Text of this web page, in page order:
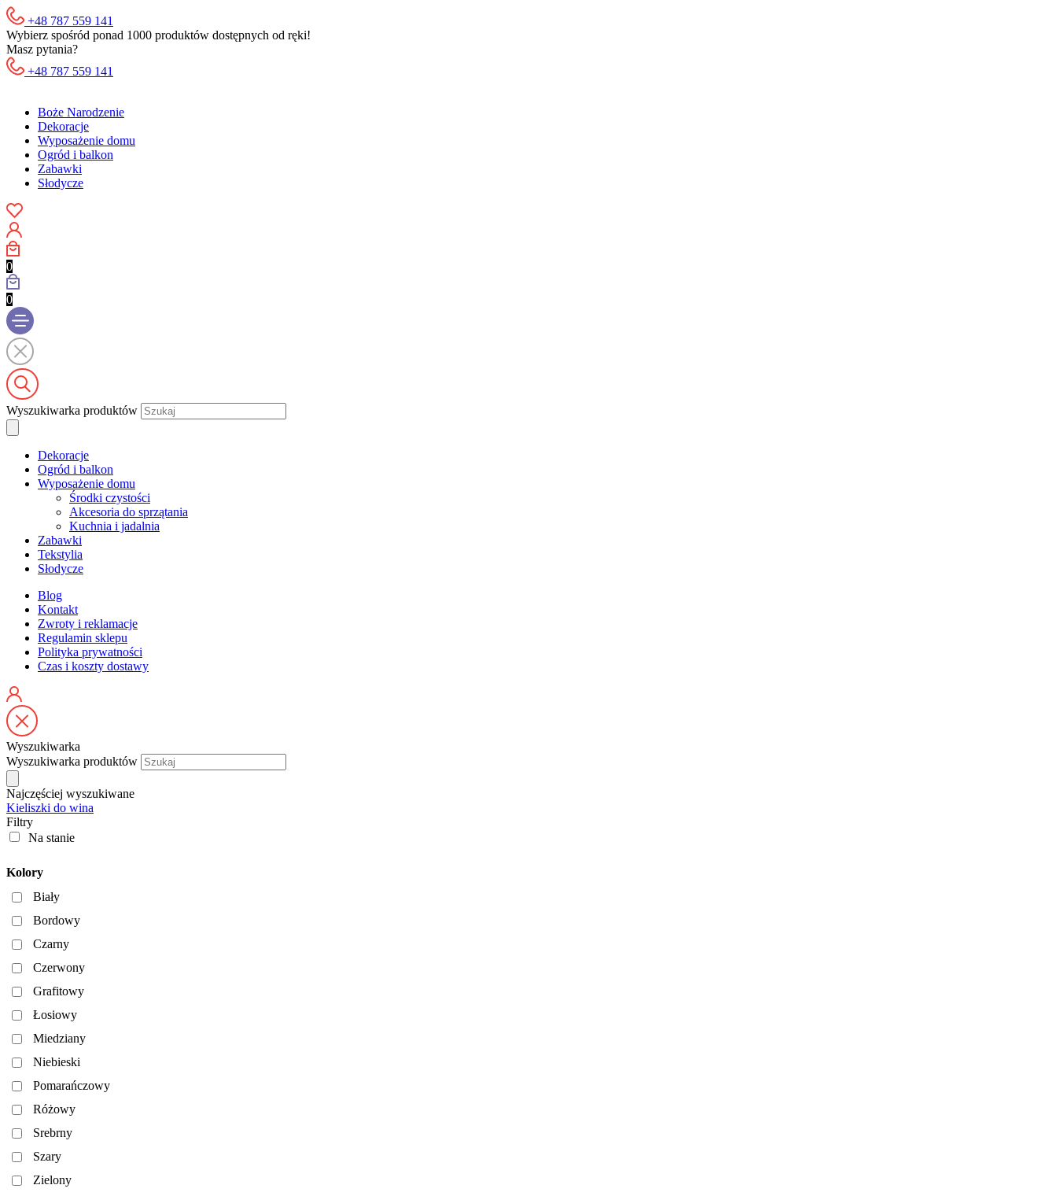
+48 787 559 141
Wybierz spośród ponad 1000 produktów dostępnych od ręki!
Masz pytania?
+48 787 559 141
Boże Narodzenie
Dekoracje
Wyposażenie domu
Ogród i balkon
Zabawki
Słodycze
0
0
Wyszukiwarka produktów
Dekoracje
Ogród i balkon
Wyposażenie domu
Środki czystości
Akcesoria do sprzątania
Kuchnia i jadalnia
Zabawki
Tekstylia
Słodycze
Blog
Kontakt
Zwroty i reklamacje
Regulamin sklepu
Polityka prywatności
Czas i koszty dostawy
Wyszukiwarka
Wyszukiwarka produktów
Najczęściej wyszukiwane
Kieliszki do wina
Filtry
Na stanie
Kolory
Biały
Bordowy
Czarny
Czerwony
Grafitowy
Łosiowy
Miedziany
Niebieski
Pomarańczowy
Różowy
Srebrny
Szary
Zielony